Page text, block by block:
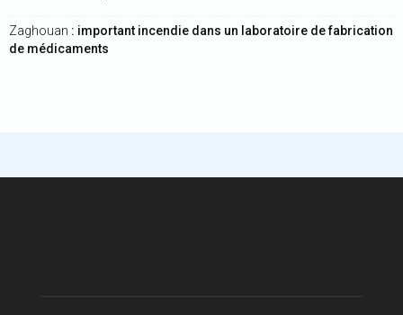
Zaghouan : important incendie dans un laboratoire de fabrication
de médicaments